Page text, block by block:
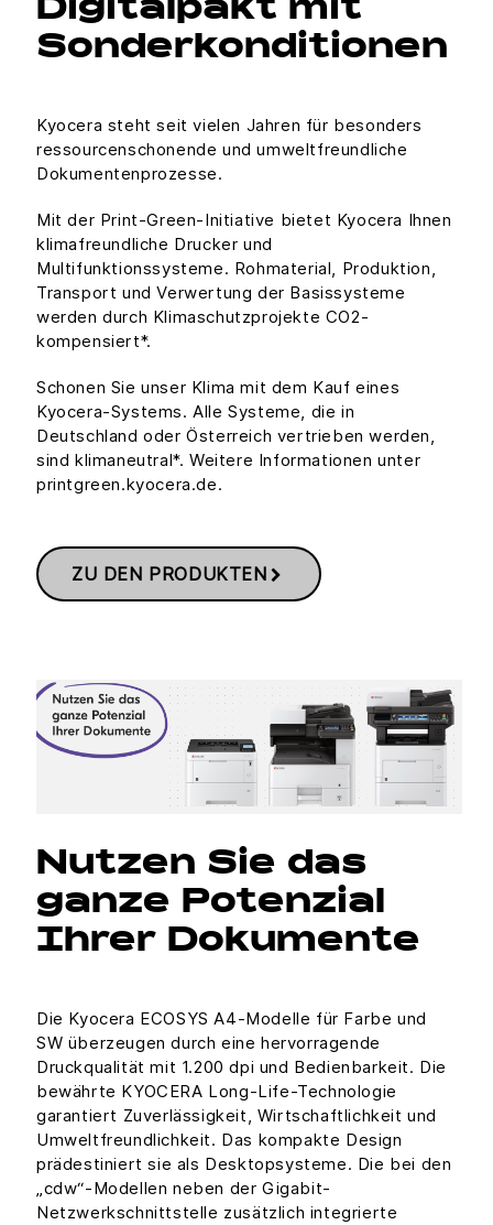
Digitalpakt mit
Sonderkonditionen
Kyocera steht seit vielen Jahren für besonders
ressourcenschonende und umweltfreundliche
Dokumentenprozesse.
Mit der Print-Green-Initiative bietet Kyocera Ihnen
klimafreundliche Drucker und
Multifunktionssysteme. Rohmaterial, Produktion,
Transport und Verwertung der Basissysteme
werden durch Klimaschutzprojekte CO2-
kompensiert*.
Schonen Sie unser Klima mit dem Kauf eines
Kyocera-Systems. Alle Systeme, die in
Deutschland oder Österreich vertrieben werden,
sind klimaneutral*. Weitere Informationen unter
printgreen.kyocera.de.
ZU DEN PRODUKTEN
Nutzen Sie das
ganze Potenzial
Ihrer Dokumente
Die Kyocera ECOSYS A4-Modelle für Farbe und
SW überzeugen durch eine hervorragende
Druckqualität mit 1.200 dpi und Bedienbarkeit. Die
bewährte KYOCERA Long-Life-Technologie
garantiert Zuverlässigkeit, Wirtschaftlichkeit und
Umweltfreundlichkeit. Das kompakte Design
prädestiniert sie als Desktopsysteme. Die bei den
„cdw“-Modellen neben der Gigabit-
Netzwerkschnittstelle zusätzlich integrierte